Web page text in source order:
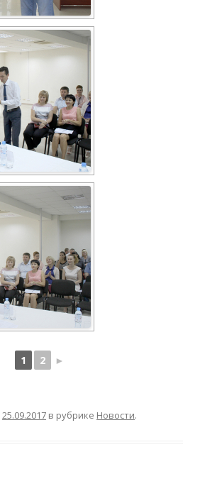
1 2 ►
25.09.2017 в рубрике Новости.